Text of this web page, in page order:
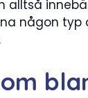
alltså
någon typ